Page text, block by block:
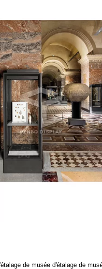
de musée d'étalage de